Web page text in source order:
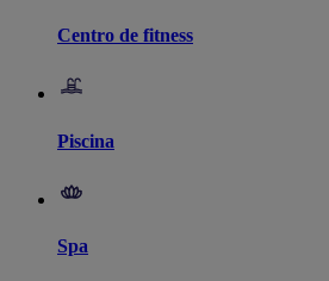
Centro de fitness
Piscina
Spa